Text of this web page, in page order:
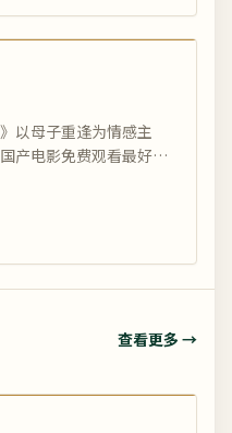
99:56
以母子重逢为情感主
产电影免费观看最好的
查看更多 →